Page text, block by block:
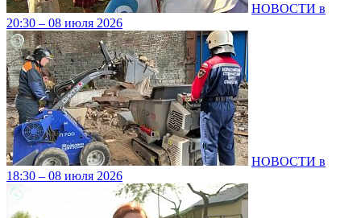
НОВОСТИ в
20:30 – 08 июля 2026
НОВОСТИ в
18:30 – 08 июля 2026